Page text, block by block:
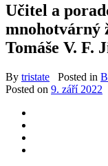
Učitel a
mnohotvárný
Tomáše V. F.
By tristate Posted in
Posted on 9. září 2022